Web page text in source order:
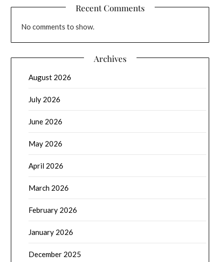
Recent Comments
No comments to show.
Archives
August 2026
July 2026
June 2026
May 2026
April 2026
March 2026
February 2026
January 2026
December 2025